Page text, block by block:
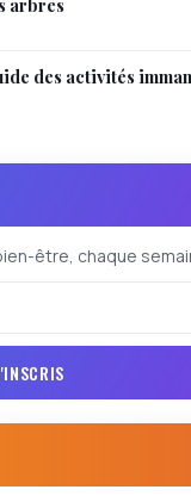
des activités
être, chaque